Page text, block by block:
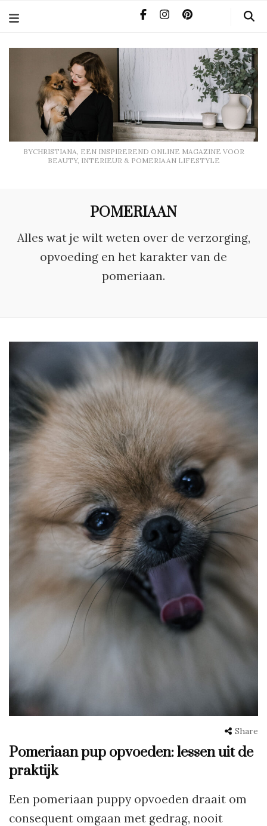
BYCHRISTIANA, EEN INSPIREREND ONLINE MAGAZINE VOOR
BEAUTY, INTERIEUR & POMERIAAN LIFESTYLE
POMERIAAN
Alles wat je wilt weten over de verzorging,
opvoeding en het karakter van de
pomeriaan.
Share
Pomeriaan pup opvoeden: lessen uit de
praktijk
Een pomeriaan puppy opvoeden draait om
consequent omgaan met gedrag, nooit